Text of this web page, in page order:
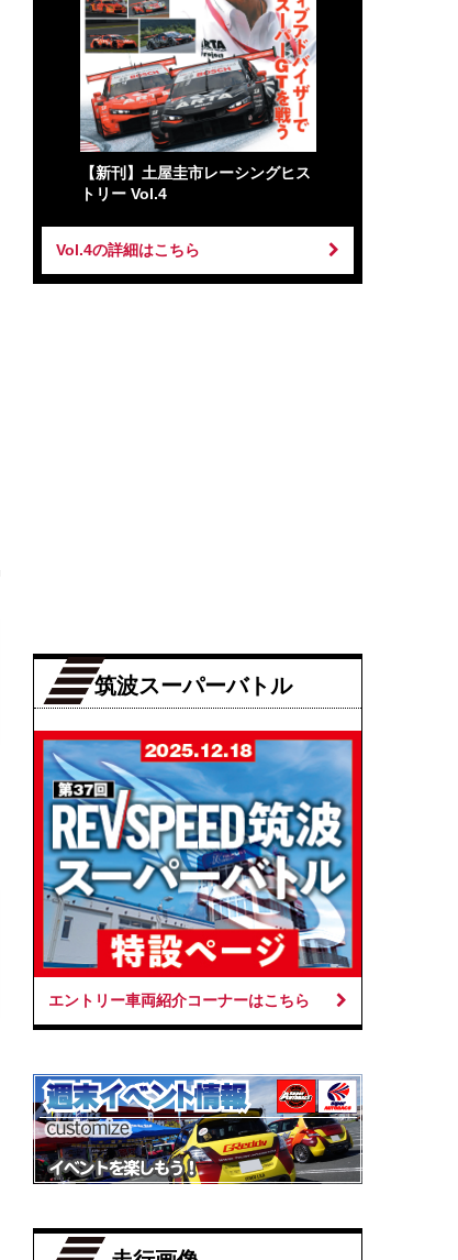
【新刊】土屋圭市レーシングヒス
トリー Vol.4
Vol.4の詳細はこちら
筑波スーパーバトル
エントリー車両紹介コーナーはこちら